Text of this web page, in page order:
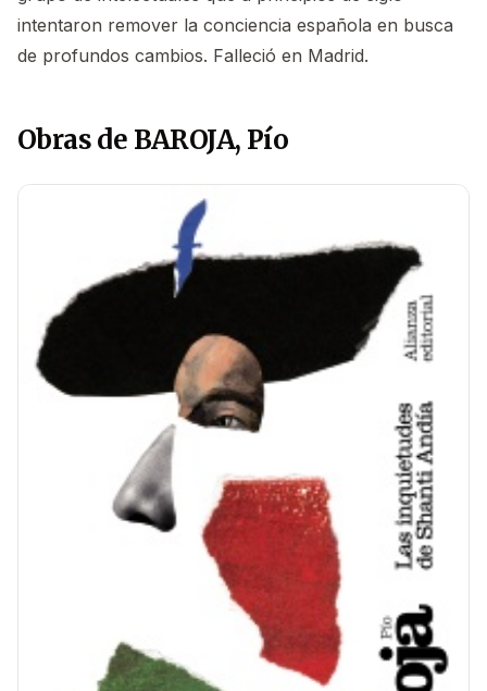
intentaron remover la conciencia española en busca
de profundos cambios. Falleció en Madrid.
Obras de BAROJA, Pío